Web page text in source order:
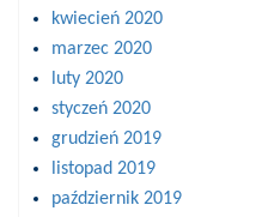
kwiecień 2020
marzec 2020
luty 2020
styczeń 2020
grudzień 2019
listopad 2019
październik 2019